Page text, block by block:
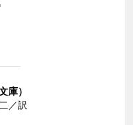
庫）
／訳